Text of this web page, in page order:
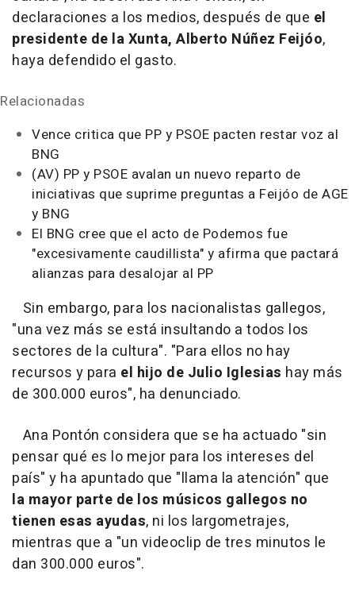
declaraciones a los medios, después de que el
presidente de la Xunta, Alberto Núñez Feijóo,
haya defendido el gasto.
Relacionadas
Vence critica que PP y PSOE pacten restar voz al
BNG
(AV) PP y PSOE avalan un nuevo reparto de
iniciativas que suprime preguntas a Feijóo de AGE
y BNG
El BNG cree que el acto de Podemos fue
"excesivamente caudillista" y afirma que pactará
alianzas para desalojar al PP
Sin embargo, para los nacionalistas gallegos,
"una vez más se está insultando a todos los
sectores de la cultura". "Para ellos no hay
recursos y para el hijo de Julio Iglesias hay más
de 300.000 euros", ha denunciado.
Ana Pontón considera que se ha actuado "sin
pensar qué es lo mejor para los intereses del
país" y ha apuntado que "llama la atención" que
la mayor parte de los músicos gallegos no
tienen esas ayudas, ni los largometrajes,
mientras que a "un videoclip de tres minutos le
dan 300.000 euros".